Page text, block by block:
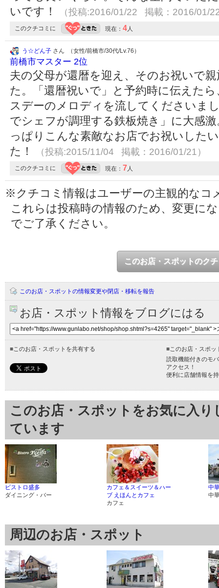
いです！
（投稿:2016/01/22 掲載：2016/01/
このクチコミに 現在： 4人
う☆どん子 さん （女性/前橋市/30代/Lv.76）
前橋市マスター 2位
夫の父母が還暦を迎え、そのお祝いで
た。「還暦祝いで」と予約時に伝えた
スデーのメロディを流してくださいま
でシェフが調理する鉄板焼き」に大感
っぱりこんな素敵なお店でお祝いした
た！
（投稿:2015/11/04 掲載：2016/01/21）
このクチコミに 現在： 7人
※クチコミ情報はユーザーの主観的なコ
これらは投稿時の情報のため、変更に
でご了承ください。
このお店・スポットのク
このお店・スポットの情報変更や閉店・移転を報告
お店・スポット情報をブログにはる
■このお店・スポットを共有する ■このお店・スポッ
読取機能付きのモ
アクセス！
便利に店舗情報を
このお店・スポットをお気に入
ています
ビストロ盛多
ダイニング・バー
カフェ＆スイーツ＆ハー
ブ えほんとカフェ
カフェ
中
中
周辺のお店・スポット